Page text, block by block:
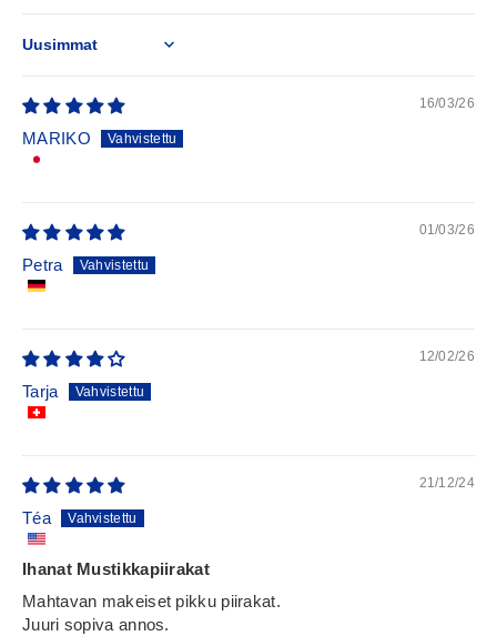
Sort by
16/03/26
MARIKO
01/03/26
Petra
12/02/26
Tarja
21/12/24
Téa
Ihanat Mustikkapiirakat
Mahtavan makeiset pikku piirakat.
Juuri sopiva annos.